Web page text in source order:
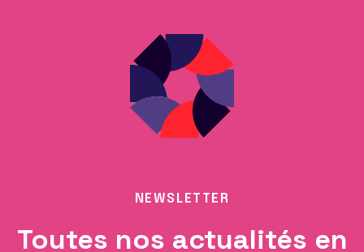
NEWSLETTER
Toutes nos actualités en